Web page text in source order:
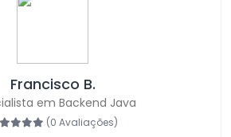
Francisco B.
em Backend Java
(0 Avaliações)